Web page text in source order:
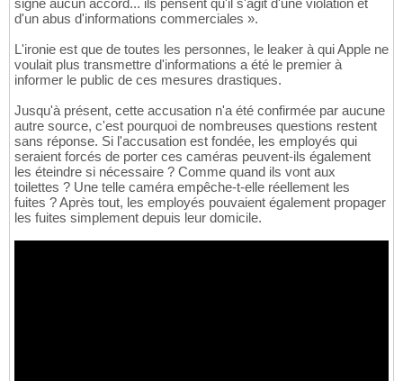
signé aucun accord... ils pensent qu'il s'agit d'une violation et
d'un abus d'informations commerciales ».
L'ironie est que de toutes les personnes, le leaker à qui Apple ne
voulait plus transmettre d'informations a été le premier à
informer le public de ces mesures drastiques.
Jusqu'à présent, cette accusation n'a été confirmée par aucune
autre source, c'est pourquoi de nombreuses questions restent
sans réponse. Si l'accusation est fondée, les employés qui
seraient forcés de porter ces caméras peuvent-ils également
les éteindre si nécessaire ? Comme quand ils vont aux
toilettes ? Une telle caméra empêche-t-elle réellement les
fuites ? Après tout, les employés pouvaient également propager
les fuites simplement depuis leur domicile.